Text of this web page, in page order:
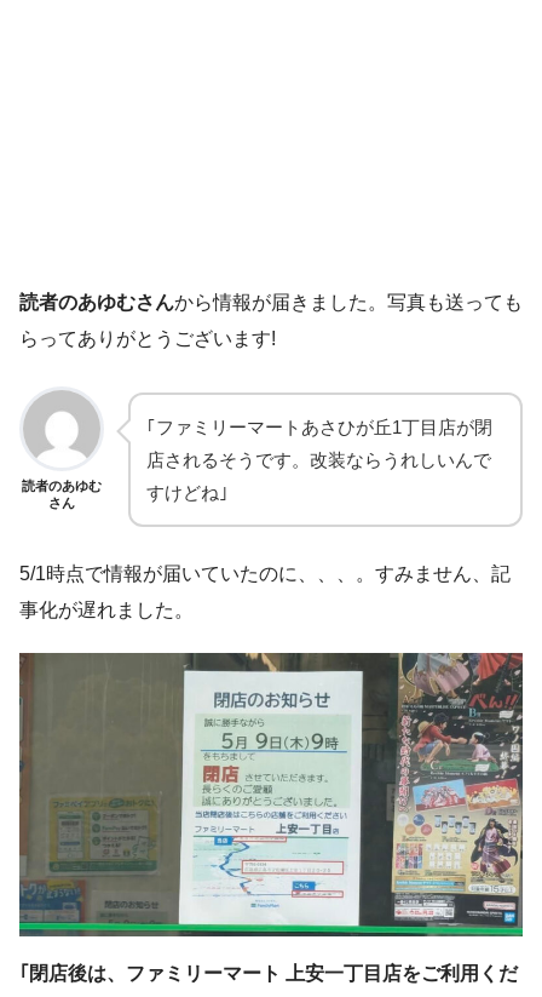
読者のあゆむさんから情報が届きました。写真も送っても
らってありがとうございます!
読者のあゆむ
さん
｢ファミリーマートあさひが丘1丁目店が閉
店されるそうです。改装ならうれしいんで
すけどね｣
5/1時点で情報が届いていたのに、、、。すみません、記
事化が遅れました。
｢閉店後は、ファミリーマート 上安一丁目店をご利用くだ